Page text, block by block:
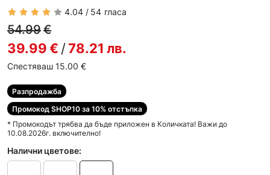
4.04
54 гласа
54.99€
39.99€ /78.21 лв.
Спестяваш 15.00 €
Разпродажба
Промокод SHOP10 за 10% отстъпка
* Промокодът трябва да бъде приложен в Количката! Важи до
10.08.2026г. включително!
Налични цветове: